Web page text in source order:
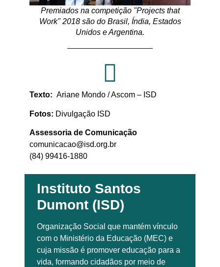
Premiados na competição "Projects that
Work" 2018 são do Brasil, Índia, Estados
Unidos e Argentina.
Texto: Ariane Mondo / Ascom – ISD
Fotos: Divulgação ISD
Assessoria de Comunicação
comunicacao@isd.org.br
(84) 99416-1880
Instituto Santos
Dumont (ISD)
Organização Social que mantém vínculo
com o Ministério da Educação (MEC) e
cuja missão é promover educação para a
vida, formando cidadãos por meio de